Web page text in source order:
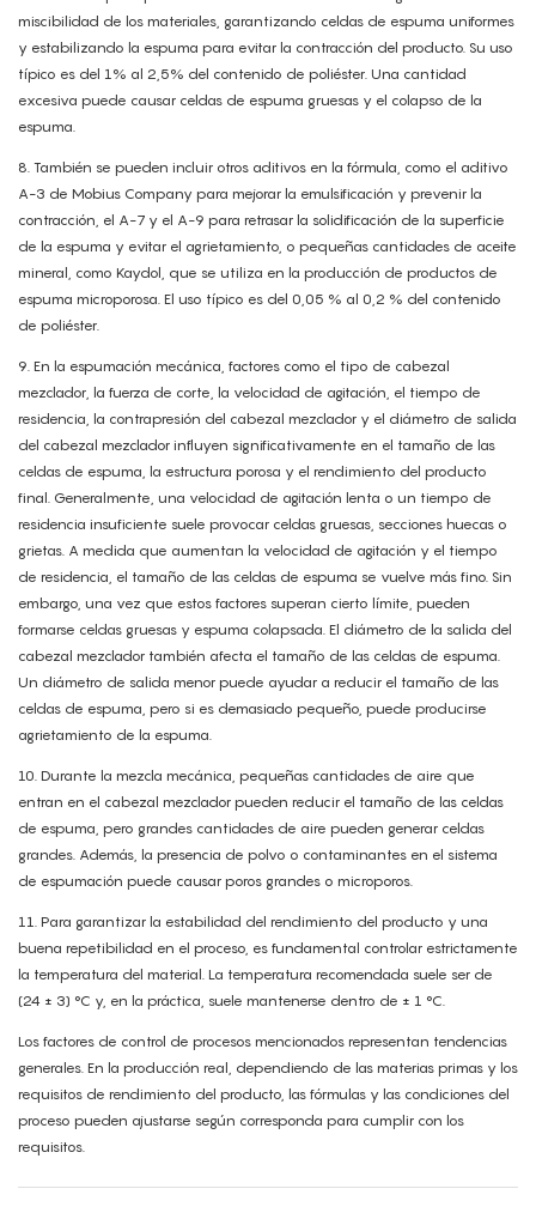
miscibilidad de los materiales, garantizando celdas de espuma uniformes
y estabilizando la espuma para evitar la contracción del producto. Su uso
típico es del 1% al 2,5% del contenido de poliéster. Una cantidad
excesiva puede causar celdas de espuma gruesas y el colapso de la
espuma.
8. También se pueden incluir otros aditivos en la fórmula, como el aditivo
A-3 de Mobius Company para mejorar la emulsificación y prevenir la
contracción, el A-7 y el A-9 para retrasar la solidificación de la superficie
de la espuma y evitar el agrietamiento, o pequeñas cantidades de aceite
mineral, como Kaydol, que se utiliza en la producción de productos de
espuma microporosa. El uso típico es del 0,05 % al 0,2 % del contenido
de poliéster.
9. En la espumación mecánica, factores como el tipo de cabezal
mezclador, la fuerza de corte, la velocidad de agitación, el tiempo de
residencia, la contrapresión del cabezal mezclador y el diámetro de salida
del cabezal mezclador influyen significativamente en el tamaño de las
celdas de espuma, la estructura porosa y el rendimiento del producto
final. Generalmente, una velocidad de agitación lenta o un tiempo de
residencia insuficiente suele provocar celdas gruesas, secciones huecas o
grietas. A medida que aumentan la velocidad de agitación y el tiempo
de residencia, el tamaño de las celdas de espuma se vuelve más fino. Sin
embargo, una vez que estos factores superan cierto límite, pueden
formarse celdas gruesas y espuma colapsada. El diámetro de la salida del
cabezal mezclador también afecta el tamaño de las celdas de espuma.
Un diámetro de salida menor puede ayudar a reducir el tamaño de las
celdas de espuma, pero si es demasiado pequeño, puede producirse
agrietamiento de la espuma.
10. Durante la mezcla mecánica, pequeñas cantidades de aire que
entran en el cabezal mezclador pueden reducir el tamaño de las celdas
de espuma, pero grandes cantidades de aire pueden generar celdas
grandes. Además, la presencia de polvo o contaminantes en el sistema
de espumación puede causar poros grandes o microporos.
11. Para garantizar la estabilidad del rendimiento del producto y una
buena repetibilidad en el proceso, es fundamental controlar estrictamente
la temperatura del material. La temperatura recomendada suele ser de
(24 ± 3) °C y, en la práctica, suele mantenerse dentro de ± 1 °C.
Los factores de control de procesos mencionados representan tendencias
generales. En la producción real, dependiendo de las materias primas y los
requisitos de rendimiento del producto, las fórmulas y las condiciones del
proceso pueden ajustarse según corresponda para cumplir con los
requisitos.